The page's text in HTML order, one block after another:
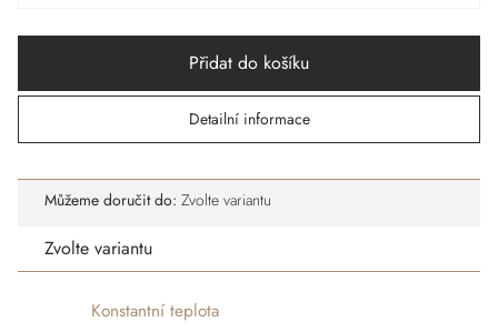
Přidat do košíku
Detailní informace
Můžeme doručit do: Zvolte variantu
Zvolte variantu
Konstantní teplota